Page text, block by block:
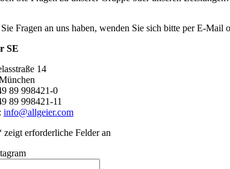
Fragen an uns haben, wenden Sie sich bitte per E-Mail
SE
14
89 998421-0
89 998421-11
info@allgeier.com
zeigt erforderliche Felder an